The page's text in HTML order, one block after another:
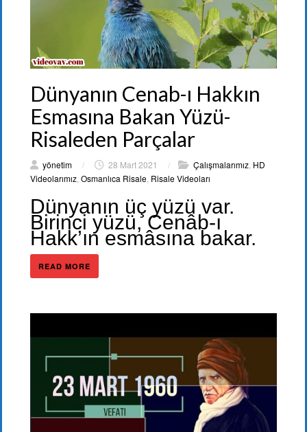
Dünyanın Cenab-ı Hakkın
Esmasına Bakan Yüzü-
Risaleden Parçalar
yönetim / 28 Mart 2021 / Çalışmalarımız HD
Videolarımız Osmanlıca Risale Risale Videoları
Dünyanın üç yüzü var.
Birinci yüzü, Cenâb-ı
Hakk’ın esmâsına bakar.
READ MORE